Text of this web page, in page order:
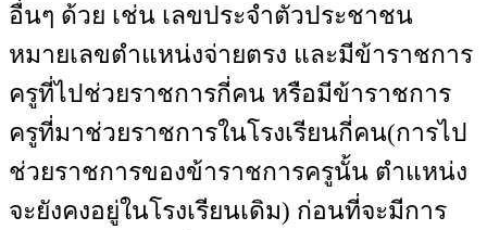
อื่นๆ ด้วย เช่น เลขประจำตัวประชาชน
หมายเลขตำแหน่งจ่ายตรง และมีข้าราชการ
ครูที่ไปช่วยราชการกี่คน หรือมีข้าราชการ
ครูที่มาช่วยราชการในโรงเรียนกี่คน(การไป
ช่วยราชการของข้าราชการครูนั้น ตำแหน่ง
จะยังคงอยู่ในโรงเรียนเดิม) ก่อนที่จะมีการ